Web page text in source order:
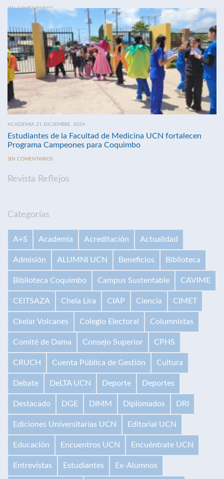
SIN COMENTARIOS
ACADEMIA 21 DICIEMBRE, 2024
Estudiantes de la Facultad de Medicina UCN fortalecen
Programa Campeones para Coquimbo
SIN COMENTARIOS
Revista Reflejos
Categorías
A+S Academia Acreditación Actualidad
Admisión ALUMNI UCN Beneficios Biblioteca
Biblioteca Coquimbo Campus Sustentable CAVIME
CEITSAZA Chela Lira CIAP Ciencia CIMET
Ckelar Volcanes Colegio Electoral Columnistas
Comité de Dama Consejo Superior CPHS
CRUCH Cuenta Pública de Gestión Cultura
Debate DeLTA UCN Deporte Deportes
Destacado DGE DIMM Diplomados DRI
Ediciones Universitarias UCN Editorial UCN
Educación Encuentros UCN Encuéntrate UCN
Entrevistas Estudiantes Ex-Alumnos